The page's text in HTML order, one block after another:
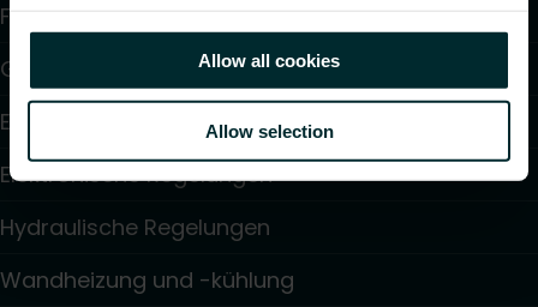
Allow all cookies
Allow selection
Fußbodenheizung und -kühlung
Gebläsekonvektoren
Elektroheizung
Elektronische Regelungen
Hydraulische Regelungen
Wandheizung und -kühlung